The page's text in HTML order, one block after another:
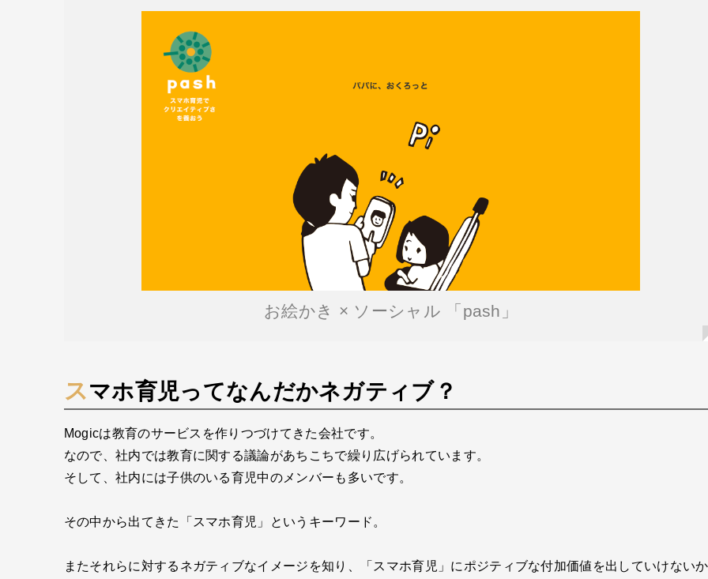
お絵かき × ソーシャル 「pash」
スマホ育児ってなんだかネガティブ？
Mogicは教育のサービスを作りつづけてきた会社です。
なので、社内では教育に関する議論があちこちで繰り広げられています。
そして、社内には子供のいる育児中のメンバーも多いです。
その中から出てきた「スマホ育児」というキーワード。
またそれらに対するネガティブなイメージを知り、「スマホ育児」にポジティブな付加価値を出していけないか